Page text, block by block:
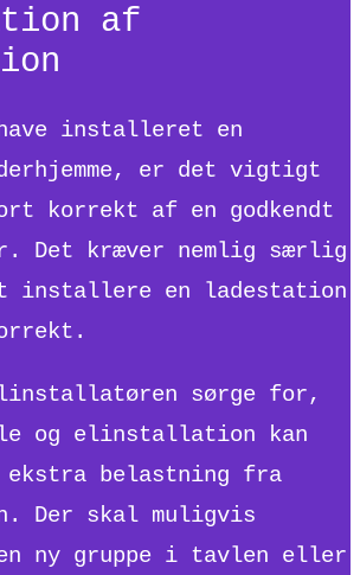
af
installeret en
er det vigtigt
korrekt af en godkendt
Det kræver nemlig særlig
installere en ladestation
sørge for,
og elinstallation kan
ekstra belastning fra
Der skal muligvis
ny gruppe i tavlen eller